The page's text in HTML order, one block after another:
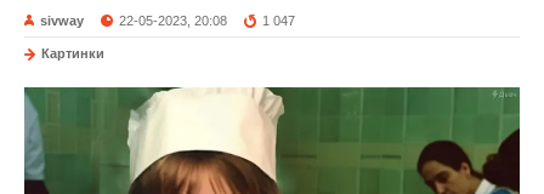
sivway 22-05-2023, 20:08 1 047
Картинки